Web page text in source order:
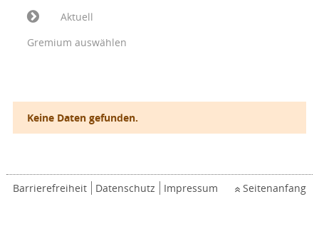
Aktuell
Gremium auswählen
Keine Daten gefunden.
Barrierefreiheit Datenschutz Impressum Seitenanfang